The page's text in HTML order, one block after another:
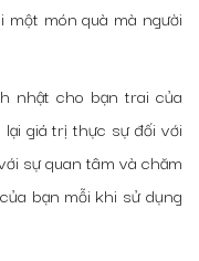
món quà mà người
nhật cho bạn trai của
giá trị thực sự đối với
sự quan tâm và chăm
bạn mỗi khi sử dụng